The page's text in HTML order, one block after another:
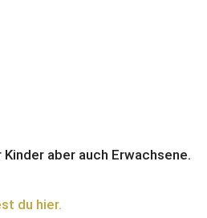
aber auch Erwachsene.
du hier.